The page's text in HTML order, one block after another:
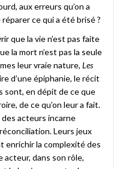
aux erreurs qu’on a
ce qui a été brisé ?
que la vie n’est pas faite
la mort n’est pas la seule
leur vraie nature, Les
d’une épiphanie, le récit
sont, en dépit de ce que
de ce qu’on leur a fait.
acteurs incarne
Leurs jeux
enrichir la complexité des
acteur, dans son rôle,